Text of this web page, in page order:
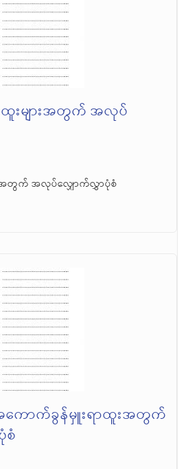
ထူးများအတွက် အလုပ်
းအတွက် အလုပ်လျှောက်လွှာပုံစံ
ာက်ခွန်မှူးရာထူးအတွက်
စံ